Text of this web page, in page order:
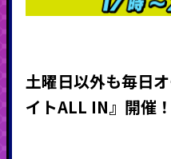
土曜日以外も毎日
イトALL IN』開催！